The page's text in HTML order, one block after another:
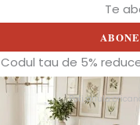
Te
tau de 5%
Poti anula